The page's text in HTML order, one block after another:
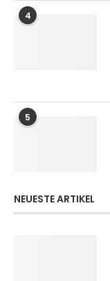
4
5
NEUESTE ARTIKEL